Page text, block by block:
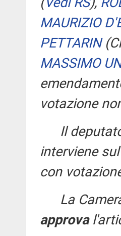
MAURIZIO
PETTARIN
MASSIMO
votazione
Il
interviene
con
La
approva